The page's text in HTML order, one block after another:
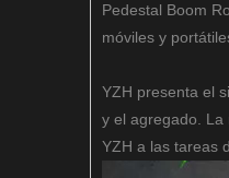
Pedestal Boom
móviles y
YZH presenta el
y el agregado. La
YZH a las tareas